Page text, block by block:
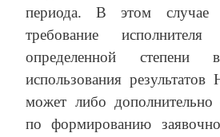
периода. В этом случае
требование
определенной
использования
может либо дополнительно
по формированию